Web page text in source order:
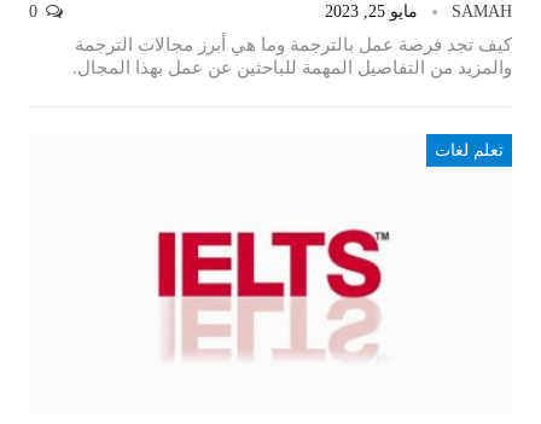
SAMAH مايو 25, 2023
كيف تجد فرصة عمل بالترجمة وما هي أبرز مجالات الترجمة
والمزيد من التفاصيل المهمة للباحثين عن عمل بهذا المجال.
تعلم لغات